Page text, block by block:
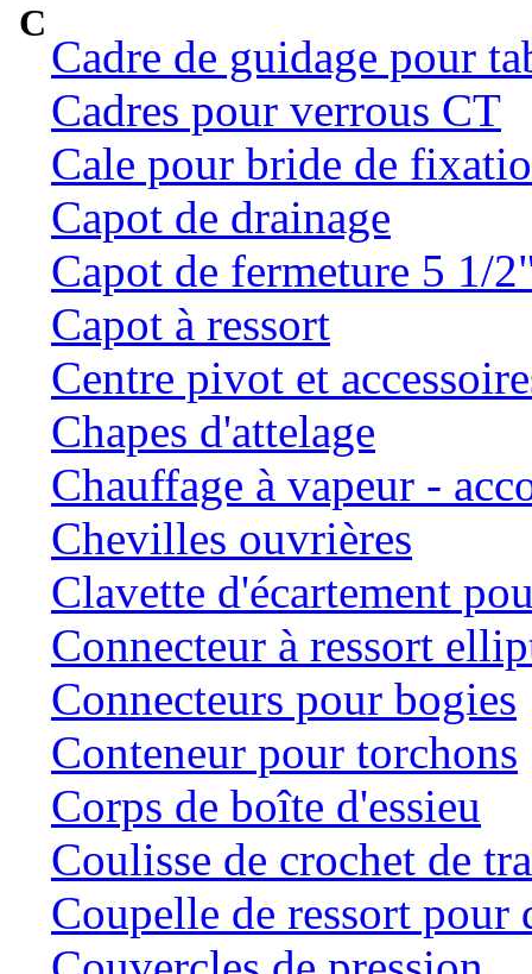
C
Cadre de guidage pour
Cadres pour verrous CT
Cale pour bride de
Capot de drainage
Capot de fermeture 5 1/
Capot à ressort
Centre pivot et
Chapes d'attelage
Chauffage à vapeur -
Chevilles ouvrières
Clavette d'écartement
Connecteur à ressort
Connecteurs pour bogies
Conteneur pour torchons
Corps de boîte d'essieu
Coulisse de crochet de
Coupelle de ressort